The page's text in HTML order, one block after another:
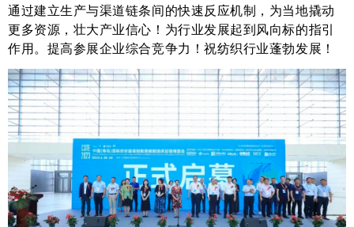
通过建立生产与渠道链条间的快速反应机制，为当地撬动
更多资源，壮大产业信心！为行业发展起到风向标的指引
作用。提高参展企业综合竞争力！祝纺织行业蓬勃发展！